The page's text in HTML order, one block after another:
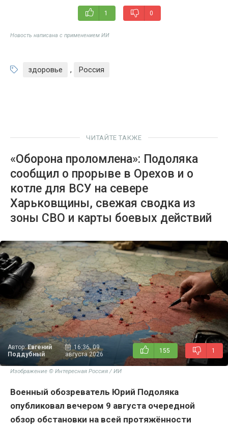
1 0
Новость написана с применением ИИ
здоровье , Россия
ЧИТАЙТЕ ТАКЖЕ
«Оборона проломлена»: Подоляка
сообщил о прорыве в Орехов и о
котле для ВСУ на севере
Харьковщины, свежая сводка из
зоны СВО и карты боевых действий
Автор:Евгений
Поддубный
16:36, 09
августа 2026
155 1
Изображение © Интересная Россия / ИИ
Военный обозреватель Юрий Подоляка
опубликовал вечером 9 августа очередной
обзор обстановки на всей протяжённости